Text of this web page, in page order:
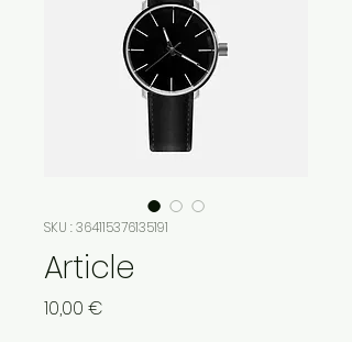
SKU : 364115376135191
Article
10,00 €